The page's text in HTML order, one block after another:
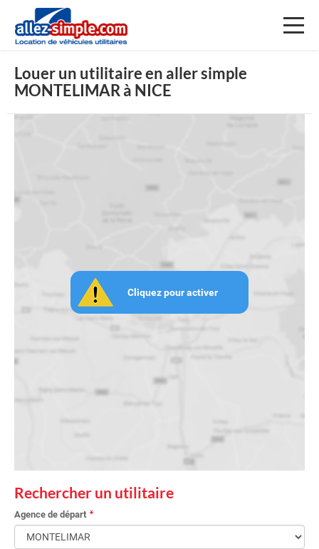
Louer un utilitaire en aller simple
MONTELIMAR à NICE
Cliquez pour activer
Rechercher un utilitaire
Agence de départ